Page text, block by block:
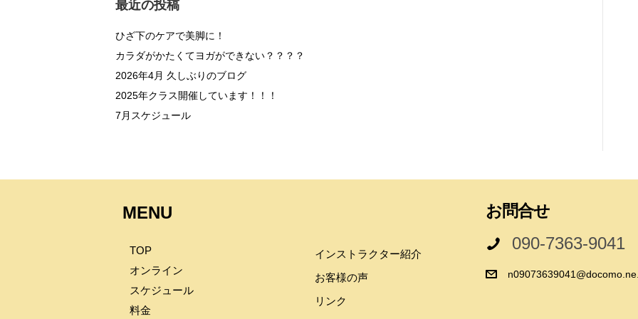
最近の投稿
ひざ下のケアで美脚に！
カラダがかたくてヨガができない？？？？
2026年4月 久しぶりのブログ
2025年クラス開催しています！！！
7月スケジュール
MENU
TOP
オンライン
スケジュール
料金
インストラクター紹介
お客様の声
リンク
お問合せ
090-7363-9041